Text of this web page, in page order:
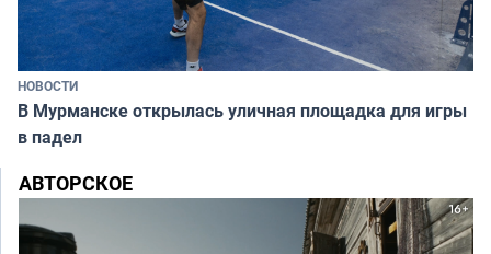
НОВОСТИ
В Мурманске открылась уличная площадка для игры
в падел
АВТОРСКОЕ